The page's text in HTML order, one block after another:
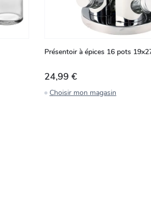
Présentoir à épices 16 pots
24,99 €
Choisir mon magasin